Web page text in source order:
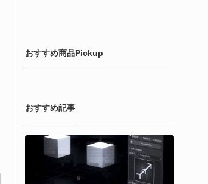
おすすめ商品Pickup
おすすめ記事